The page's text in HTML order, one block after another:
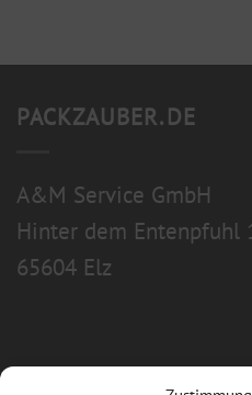
PACKZAUBER.DE
A&M Service GmbH
Hinter dem Entenpfuhl
65604 Elz